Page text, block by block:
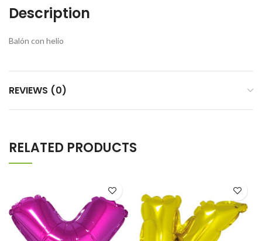
Description
Balón con helio
REVIEWS (0)
RELATED PRODUCTS